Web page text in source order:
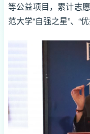
等公益项目，累计志
范大学“自强之星”、“